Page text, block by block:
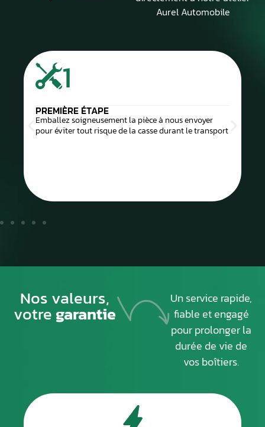
Aurel Automobile
1
PREMIÈRE ÉTAPE
Emballez soigneusement la pièce à nous envoyer
pour éviter tout risque de la casse durant le transport
Nos valeurs,
votregarantie
Un service rapide,
fiable et engagé
pour prolonger la
durée de vie de
vos boîtiers.